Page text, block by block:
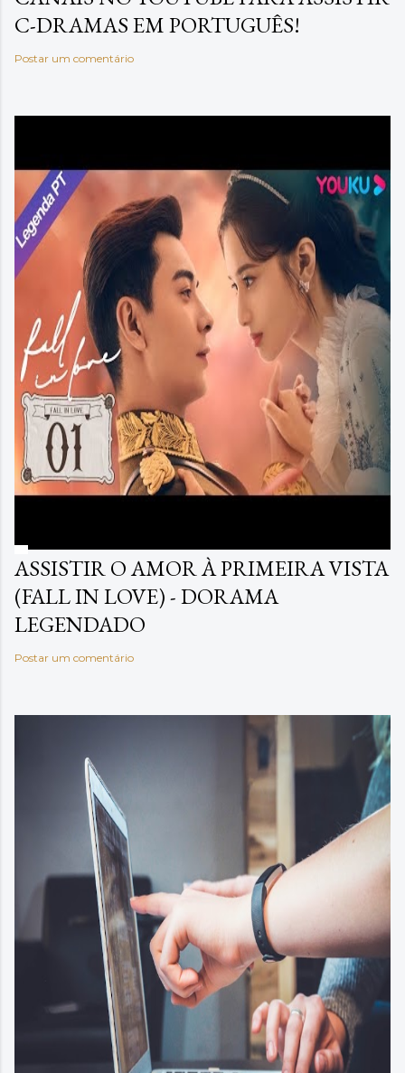
C-DRAMAS EM PORTUGUÊS!
Postar um comentário
ASSISTIR O AMOR À PRIMEIRA VISTA
(FALL IN LOVE) - DORAMA
LEGENDADO
Postar um comentário